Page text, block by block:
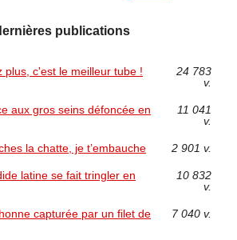
publications
plus, c'est le meilleur tube !
24 783
v.
aux gros seins défoncée en
11 041
v.
la chatte, je t’embauche 2 901 v.
latine se fait tringler en
10 832
v.
capturée par un filet de
7 040 v.